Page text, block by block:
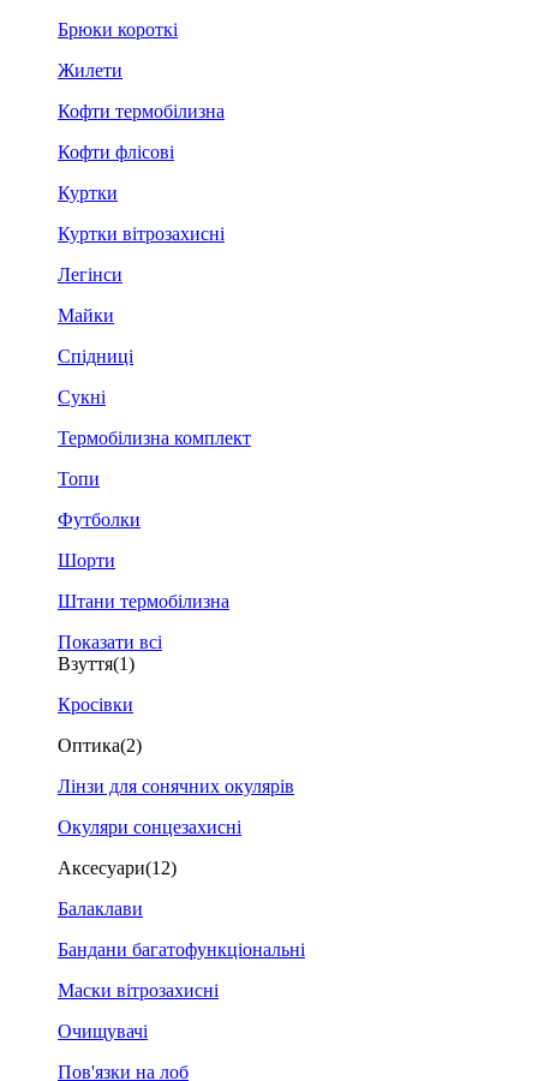
Брюки короткі
Жилети
Кофти термобілизна
Кофти флісові
Куртки
Куртки вітрозахисні
Легінси
Майки
Спідниці
Сукні
Термобілизна комплект
Топи
Футболки
Шорти
Штани термобілизна
Показати всі
Взуття(1)
Кросівки
Оптика(2)
Лінзи для сонячних окулярів
Окуляри сонцезахисні
Аксесуари(12)
Балаклави
Бандани багатофункціональні
Маски вітрозахисні
Очищувачі
Пов'язки на лоб